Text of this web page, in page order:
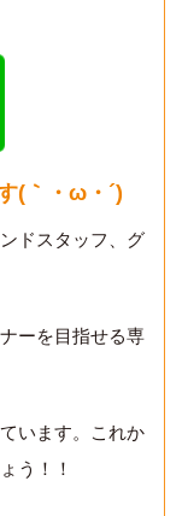
(｀・ω・´)ゞ
ドスタッフ、グ
ーを目指せる専
います。これか
う！！